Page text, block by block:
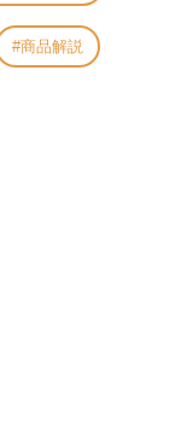
商品解説